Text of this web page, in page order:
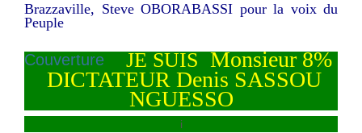
Brazzaville, Steve OBORABASSI pour la voix du
Peuple
JE SUIS
Couverture
Monsieur 8%
DICTATEUR Denis SASSOU
NGUESSO
i